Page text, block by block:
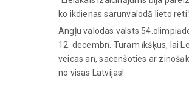
ko ikdienas sarunvalodā lieto
Angļu valodas valsts
12. decembrī. Turam īkšķus, lai
veicas arī, sacenšoties ar
no visas Latvijas!